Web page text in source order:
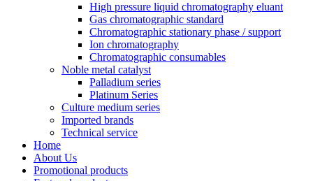
High pressure liquid chromatography eluant
Gas chromatographic standard
Chromatographic stationary phase / support
Ion chromatography
Chromatographic consumables
Noble metal catalyst
Palladium series
Platinum Series
Culture medium series
Imported brands
Technical service
Home
About Us
Promotional products